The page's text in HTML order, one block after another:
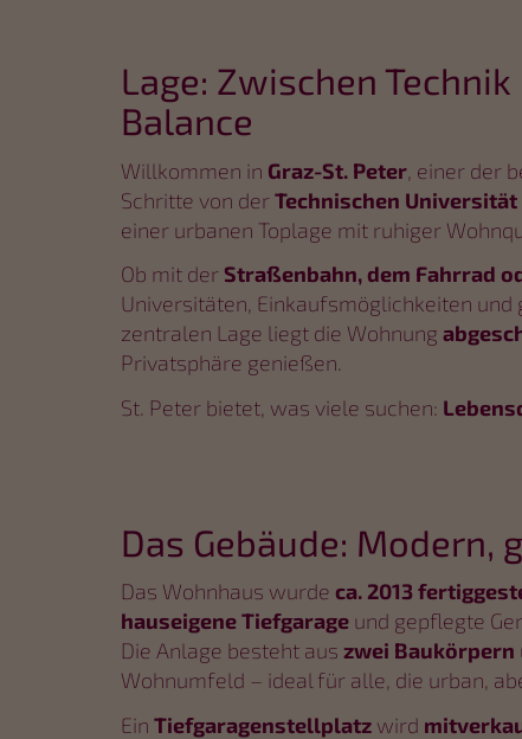
Lage: Zwischen
Balance
Willkommen in Graz-St. Peter, einer der
Schritte von derTechnischen Universität
einer urbanen Toplage mit ruhiger
Ob mit der Straßenbahn, dem Fahrrad
Universitäten, Einkaufsmöglichkeiten
zentralen Lage liegt die Wohnung
Privatsphäre genießen.
St. Peter bietet, was viele suchen:
Das Gebäude:
Das Wohnhaus wurde ca. 2013
hauseigene Tiefgarage und gepflegte
Die Anlage besteht aus zwei Baukörpern
Wohnumfeld – ideal für alle, die urban,
Ein Tiefgaragenstellplatz wird